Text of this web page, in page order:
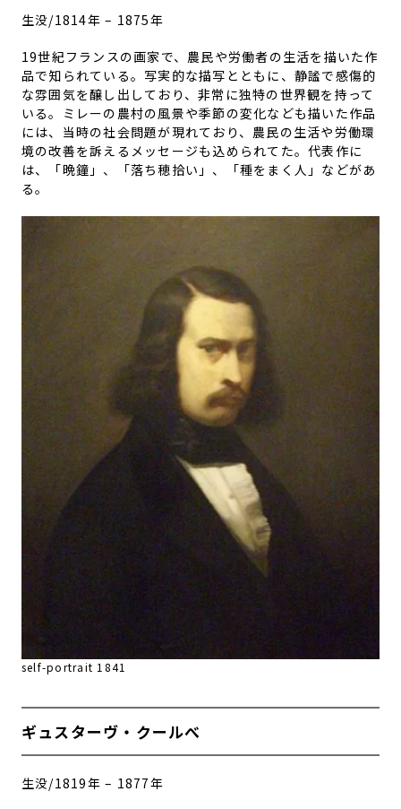
生没/1814年 – 1875年
19世紀フランスの画家で、農民や労働者の生活を描いた作
品で知られている。写実的な描写とともに、静謐で感傷的
な雰囲気を醸し出しており、非常に独特の世界観を持って
いる。ミレーの農村の風景や季節の変化なども描いた作品
には、当時の社会問題が現れており、農民の生活や労働環
境の改善を訴えるメッセージも込められてた。代表作に
は、「晩鐘」、「落ち穂拾い」、「種をまく人」などがあ
る。
self-portrait 1841
ギュスターヴ・クールべ
生没/1819年 – 1877年